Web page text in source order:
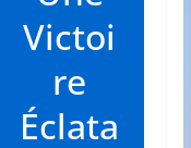
Victoi
re
Éclata